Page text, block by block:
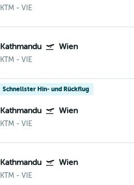
KTM - VIE
Kathmandu Wien
KTM - VIE
Schnellster Hin- und Rückflug
Kathmandu Wien
KTM - VIE
Kathmandu Wien
KTM - VIE